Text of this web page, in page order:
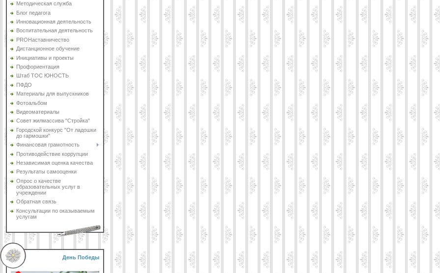
Методическая служба
Блог педагога
Инновационная деятельность
Воспитательная деятельность
PROНаставничество
Дистанционное обучение
Инициативы и проекты
Профориентация
Штаб ТОС ЮНОСТЬ
ПФДО
Материалы для выпускников
Фотоальбом
Видеоматериалы
Совет жилмассива "Стройка"
Городской конкурс "От ладошки
до гармошки"
Финансовая грамотность
Противодействие коррупции
Независимая оценка качества
Результаты самооценки
Опрос о качестве
образовательных услуг в
учреждении
Обратная связь
Консультации по оказываемым
услугам
День Победы